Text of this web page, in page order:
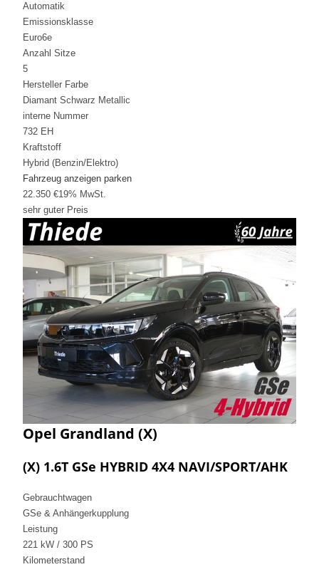
Automatik
Emissionsklasse
Euro6e
Anzahl Sitze
5
Hersteller Farbe
Diamant Schwarz Metallic
interne Nummer
732 EH
Kraftstoff
Hybrid (Benzin/Elektro)
Fahrzeug anzeigen parken
22.350 €19% MwSt.
sehr guter Preis
Opel Grandland (X)
(X) 1.6T GSe HYBRID 4X4 NAVI/SPORT/AHK
Gebrauchtwagen
GSe & Anhängerkupplung
Leistung
221 kW / 300 PS
Kilometerstand